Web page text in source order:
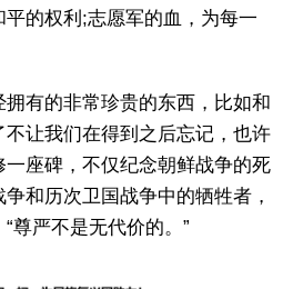
的权利;志愿军的血，为每一
拥有的非常珍贵的东西，比如和
让我们在得到之后忘记，也许
座碑，不仅纪念朝鲜战争的死
和历次卫国战争中的牺牲者，
尊严不是无代价的。”